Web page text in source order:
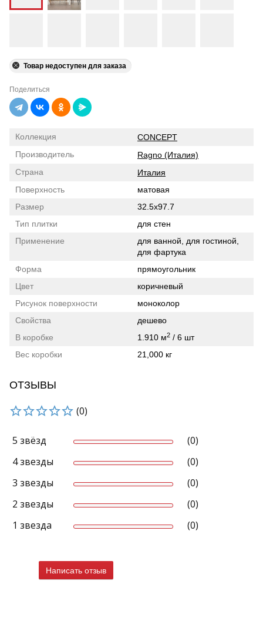
Товар недоступен для заказа
Поделиться
Коллекция
CONCEPT
Производитель
Ragno (Италия)
Страна
Италия
Поверхность
матовая
Размер
32.5x97.7
Тип плитки
для стен
Применение
для ванной, для гостиной,
для фартука
Форма
прямоугольник
Цвет
коричневый
Рисунок поверхности
моноколор
Свойства
дешево
В коробке
1.910 м2 / 6 шт
Вес коробки
21,000 кг
ОТЗЫВЫ
(0)
5 звёзд
(0)
4 звезды
(0)
3 звезды
(0)
2 звезды
(0)
1 звезда
(0)
Написать отзыв